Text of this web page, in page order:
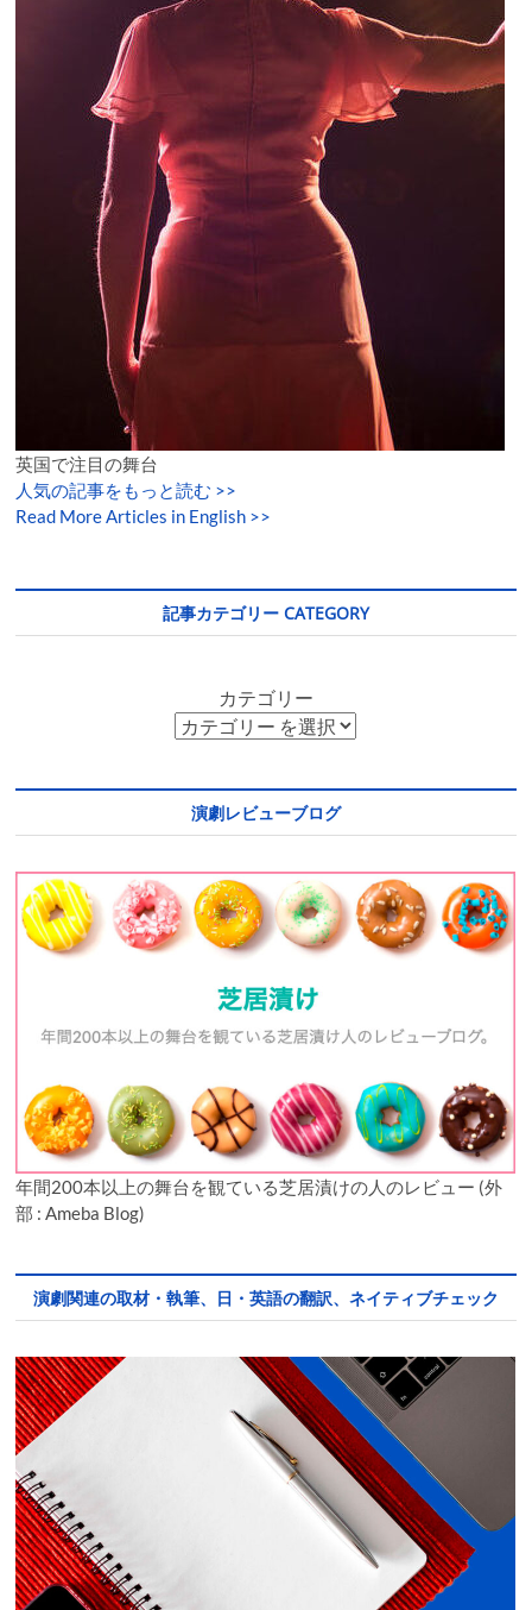
英国で注目の舞台
人気の記事をもっと読む >>
Read More Articles in English >>
記事カテゴリー CATEGORY
カテゴリー
演劇レビューブログ
年間200本以上の舞台を観ている芝居漬けの人のレビュー (外
部 : Ameba Blog)
演劇関連の取材・執筆、日・英語の翻訳、ネイティブチェック